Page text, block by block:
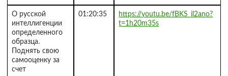
О русской
интеллигенции
определенного
образца.
Поднять свою
самооценку за
счет
01:20:35
https://youtu.be/fBKS_il2ano?
t=1h20m35s